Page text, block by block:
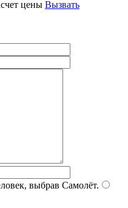
цены Вызвать
выбрав Самолёт.